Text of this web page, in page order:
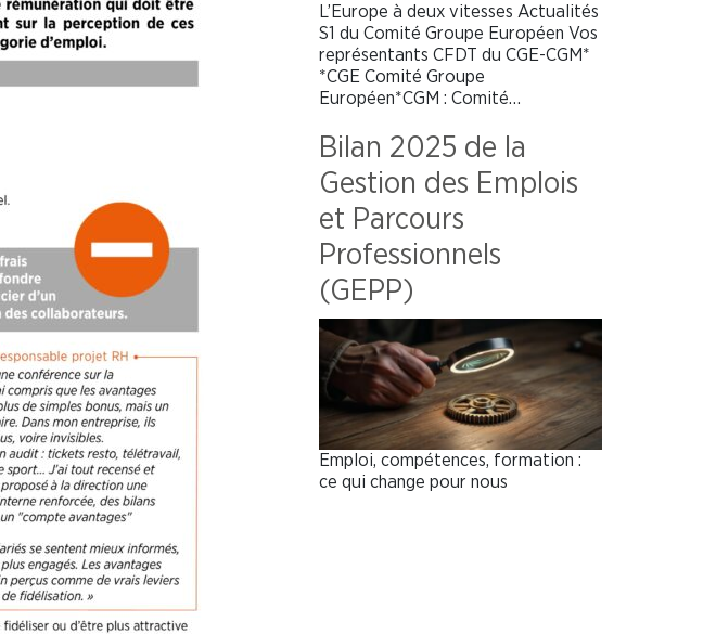
L’Europe à deux vitesses Actualités
S1 du Comité Groupe Européen Vos
représentants CFDT du CGE-CGM*
*CGE Comité Groupe
Européen*CGM : Comité…
Bilan 2025 de la
Gestion des Emplois
et Parcours
Professionnels
(GEPP)
Emploi, compétences, formation :
ce qui change pour nous